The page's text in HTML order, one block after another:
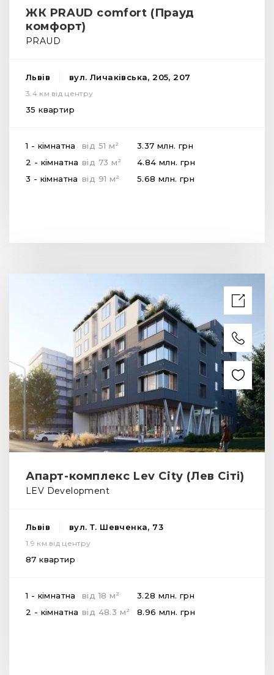
ЖК PRAUD comfort (Прауд
комфорт)
PRAUD
Львів вул. Личаківська, 205, 207
3.4 км від центру
35 квартир
1 - кімнатна від 51 м 2 3.37 млн. грн
2 - кімнатна від 73 м 2 4.84 млн. грн
3 - кімнатна від 91 м 2 5.68 млн. грн
Апарт-комплекс Lev City (Лев Сіті)
LEV Development
Львів вул. Т. Шевченка, 73
1.9 км від центру
87 квартир
1 - кімнатна від 18 м 2 3.28 млн. грн
2 - кімнатна від 48.3 м 2 8.96 млн. грн